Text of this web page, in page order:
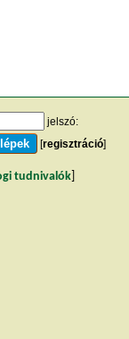
jelszó:
[regisztráció]
tudnivalók